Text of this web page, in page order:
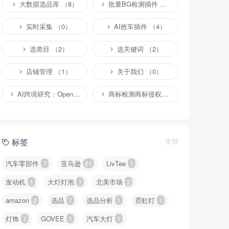
大数据选品库 （8） 批量BG检测插件 （4）
实时采集 （0） AI抢车插件 （4）
选类目 （2） 选关键词 （2）
店铺管理 （1） 关于我们 （0）
AI跨境研究：OpenClaw小龙虾等应用 （2） 商标检测商标侵权专栏 （1）
标签 全部
汽车零部件 7 亚马逊 61 LivTee 1
发动机 1 大灯灯泡 1 北美市场 2
amazon 2 选品 7 选品分析 1 霓虹灯 1
灯饰 1 GOVEE 1 汽车大灯 1